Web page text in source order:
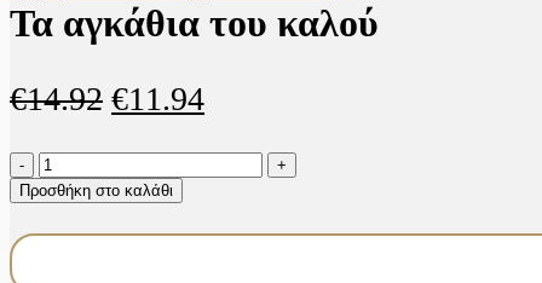
Τα αγκάθια του καλού
€14.92 Original
was:
€14.92.
€11.94Η
τιμή
Τα
αγκάθια
του
Προσθήκη στο καλάθι